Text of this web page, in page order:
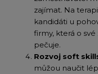
zajímat. Na
kandidáti u
firmy, která o
pečuje.
Rozvoj soft
můžou naučit